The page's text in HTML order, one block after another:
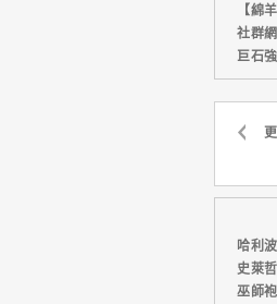
【綿
社群
巨石
哈利
史萊
巫師